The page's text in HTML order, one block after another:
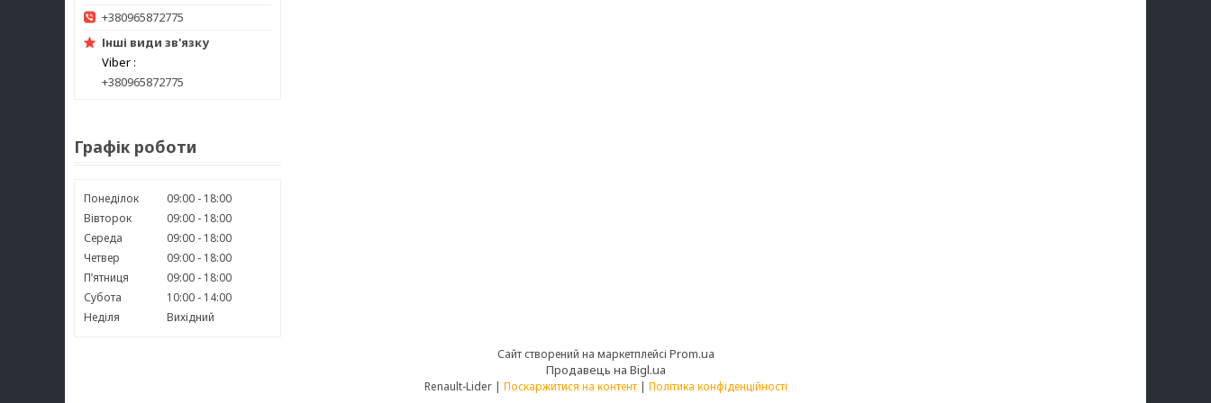
+380965872775
Інші види зв'язку
Viber
+380965872775
Графік роботи
Понеділок 09:00
18:00
Вівторок
09:00
18:00
Середа
09:00
18:00
Четвер
09:00
18:00
Пʼятниця
09:00
18:00
Субота
10:00
14:00
Неділя
Вихідний
Сайт створений на маркетплейсі Prom.ua
Продавець на Bigl.ua
Renault-Lider | Поскаржитися на контент | Політика конфіденційності